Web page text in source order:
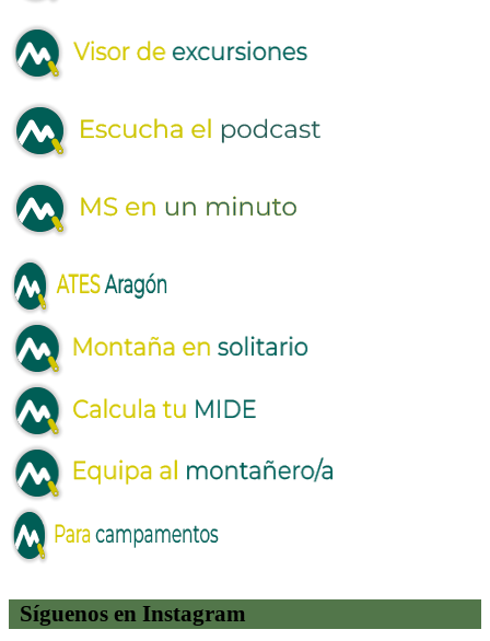
Síguenos en Instagram